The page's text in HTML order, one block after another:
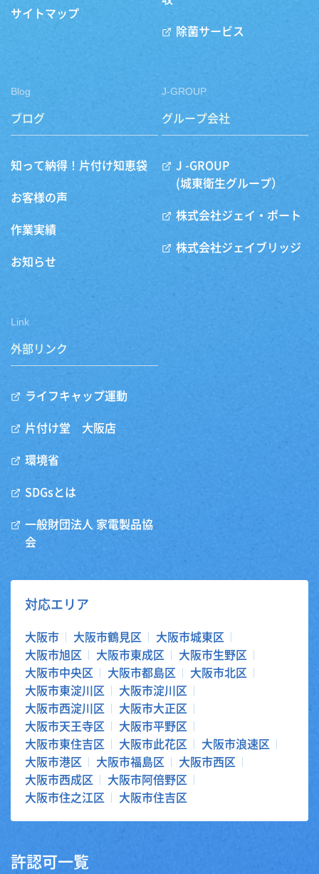
サイトマップ
除菌サービス
Blog
ブログ
知って納得！片付け知恵袋
お客様の声
作業実績
お知らせ
J-GROUP
グループ会社
J -GROUP
(城東衛生グループ）
株式会社ジェイ・ポート
株式会社ジェイブリッジ
Link
外部リンク
ライフキャップ運動
片付け堂 大阪店
環境省
SDGsとは
一般財団法人 家電製品協
会
対応エリア
大阪市 大阪市鶴見区
大阪市城東区
大阪市旭区
大阪市東成区
大阪市生野区
大阪市中央区
大阪市都島区
大阪市北区
大阪市東淀川区
大阪市淀川区
大阪市西淀川区
大阪市大正区
大阪市天王寺区
大阪市平野区
大阪市東住吉区
大阪市此花区
大阪市浪速区
大阪市港区
大阪市福島区
大阪市西区
大阪市西成区
大阪市阿倍野区
大阪市住之江区
大阪市住吉区
許認可一覧